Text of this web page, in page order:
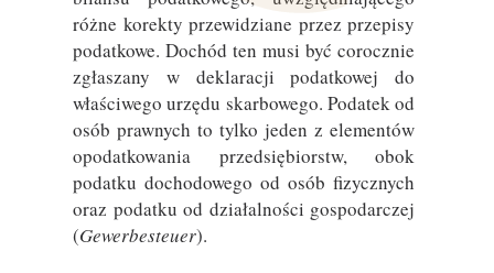
różne korekty przewidziane przez przepisy
podatkowe. Dochód ten musi być corocznie
zgłaszany w deklaracji podatkowej do
właściwego urzędu skarbowego. Podatek od
osób prawnych to tylko jeden z elementów
opodatkowania przedsiębiorstw, obok
podatku dochodowego od osób fizycznych
oraz podatku od działalności gospodarczej
(Gewerbesteuer).